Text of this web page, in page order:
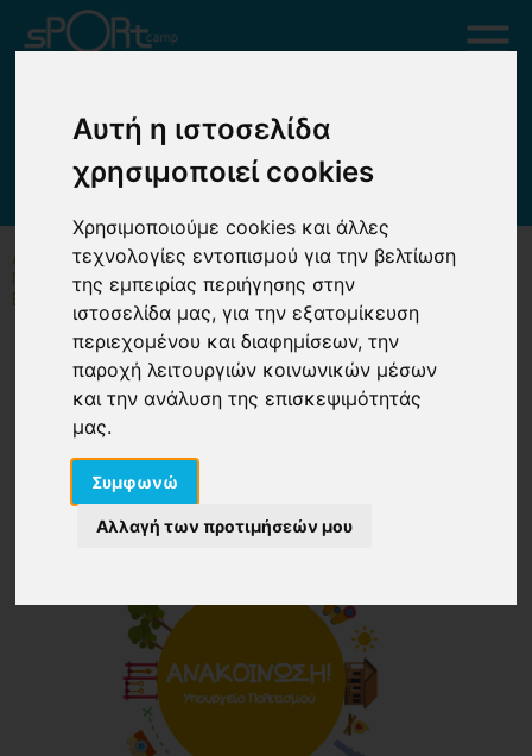
Αυτή η ιστοσελίδα
χρησιμοποιεί cookies
Χρησιμοποιούμε cookies και άλλες
τεχνολογίες εντοπισμού για την βελτίωση
της εμπειρίας περιήγησης στην
ιστοσελίδα μας, για την εξατομίκευση
περιεχομένου και διαφημίσεων, την
παροχή λειτουργιών κοινωνικών μέσων
και την ανάλυση της επισκεψιμότητάς
μας.
Συμφωνώ
Αλλαγή των προτιμήσεών μου
ΠΡΟΣΚΛΗΣΗ ΣΥΜΜΕΤΟΧΗΣ ΣΕ
ΚΑΤΑΣΚΗΝΩΣΕΙΣ ΓΙΑ ΠΑΙΔΙΑ
ΕΡΓΑΖΟΜΕΝΩΝ ΤΟΥ ΥΠΟΥΡΓΕΙΟΥ
ΑΡΧΙΚΗ
ΠΡΟΣΚΛΗΣΗ ΣΥΜΜΕΤΟΧΗΣ ΣΕ ΚΑΤΑΣΚΗΝΩΣΕΙΣ ΓΙΑ ΠΑΙΔΙΑ
ΕΡΓΑΖΟΜΕΝΩΝ ΤΟΥ ΥΠΟΥΡΓΕΙΟΥ ΠΟΛΙΤΙΣΜΟΥ
Πρόσκληση συμμετοχής σε
κατασκηνώσεις για παιδιά
εργαζομένων του Υπουργείου
Πολιτισμού